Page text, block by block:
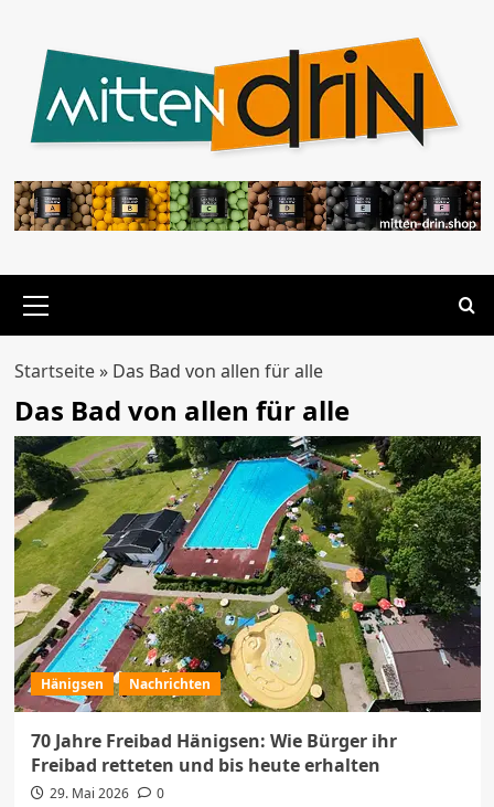
springen
Menü
Startseite» Das Bad von allen für alle
Das Bad von allen für alle
Hänigsen Nachrichten
70 Jahre Freibad Hänigsen: Wie Bürger ihr
Freibad retteten und bis heute erhalten
29. Mai 2026 0